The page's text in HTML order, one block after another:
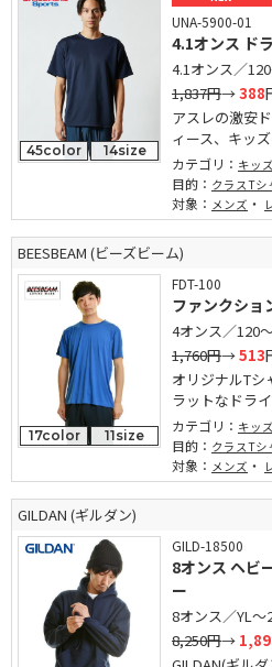
45color 14size
UNA-5900-01
4.1オンス ド
4.1オンス／120
1,837円→388
アスレの激安
ィース、キッ
カテゴリ： キッ
目的： クラスTシ
対象： メンズ ・
BEESBEAM (ビーズビーム)
17color 11size
FDT-100
ファンクショ
4オンス／120～
1,760円→513
オリジナルTシ
ラットなドラ
カテゴリ： キッ
目的： クラスTシ
対象： メンズ ・
GILDAN (ギルダン)
GILD-18500
8オンス ヘビ
ー
8オンス／YL～
8,250円→